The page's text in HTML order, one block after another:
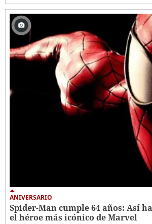
ANIVERSARIO
Spider-Man cumple 64 años: Así
el héroe más icónico de Marvel